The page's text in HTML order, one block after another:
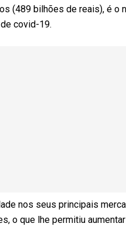
(489 bilhões de reais), é o
covid-19.
nos seus principais
o que lhe permitiu